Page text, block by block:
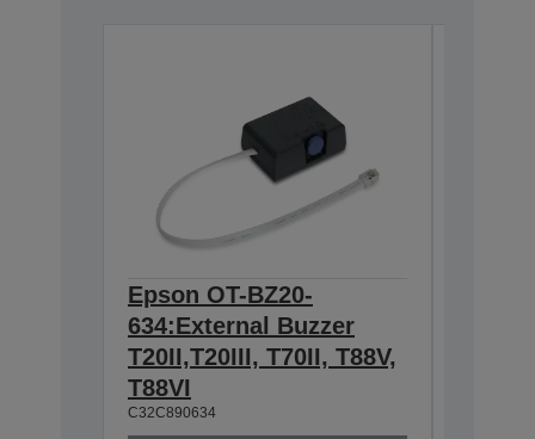
Epson OT-BZ20-
634:External Buzzer
T20II,T20III, T70II, T88V,
T88VI
C32C890634